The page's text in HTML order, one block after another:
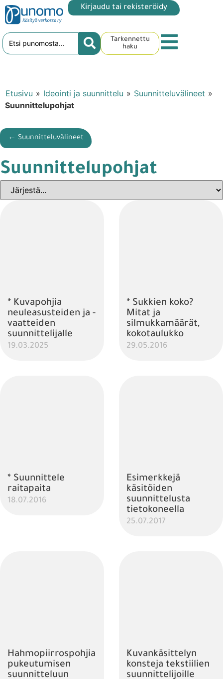
Kirjaudu tai rekisteröidy
Tarkennettu
haku
Etusivu » Ideointi ja suunnittelu » Suunnitteluvälineet »
Suunnittelupohjat
← Suunnitteluvälineet
Suunnittelupohjat
* Kuvapohjia
neuleasusteiden ja -
vaatteiden
suunnittelijalle
19.03.2025
* Sukkien koko?
Mitat ja
silmukkamäärät,
kokotaulukko
29.05.2016
* Suunnittele
raitapaita
18.07.2016
Esimerkkejä
käsitöiden
suunnittelusta
tietokoneella
25.07.2017
Hahmopiirrospohjia
pukeutumisen
suunnitteluun
Kuvankäsittelyn
konsteja tekstiilien
suunnittelijoille